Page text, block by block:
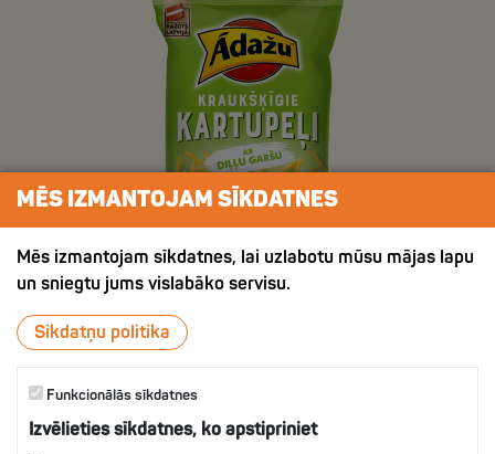
ХРУСТЯЩИЙ КАРТОФЕЛЬ СО
ВКУСОМ УКРОПА
IZVĒLIES
MĒS IZMANTOJAM SĪKDATNES
Mēs izmantojam sīkdatnes, lai uzlabotu mūsu mājas lapu
un sniegtu jums vislabāko servisu.
Sīkdatņu politika
Funkcionālās sīkdatnes
Izvēlieties sīkdatnes, ko apstipriniet